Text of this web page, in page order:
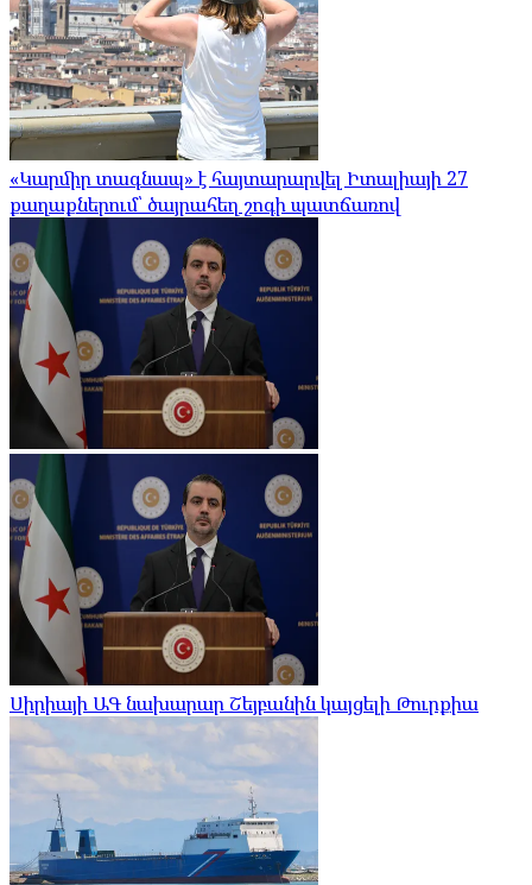
«Կարմիր տագնապ» է հայտարարվել Իտալիայի 27
քաղաքներում՝ ծայրահեղ շոգի պատճառով
Սիրիայի ԱԳ նախարար Շեյբանին կայցելի Թուրքիա